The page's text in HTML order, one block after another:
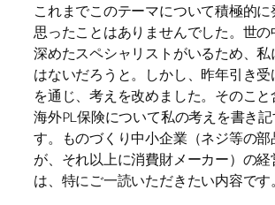
これまでこのテーマについて積極的に
思ったことはありませんでした。世
深めたスペシャリストがいるため、私
はないだろうと。しかし、昨年引き
を通じ、考えを改めました。そのこ
海外PL保険について私の考えを書き
す。ものづくり中小企業（ネジ等の
が、それ以上に消費財メーカー）の経
は、特にご一読いただきたい内容です。